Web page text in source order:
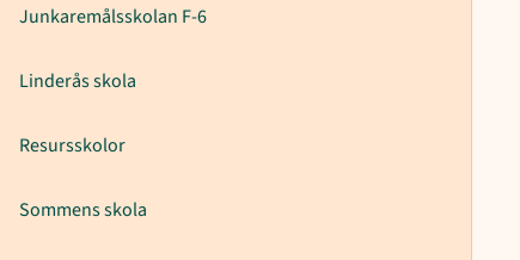
Junkaremålsskolan F-6
Linderås skola
Resursskolor
Sommens skola